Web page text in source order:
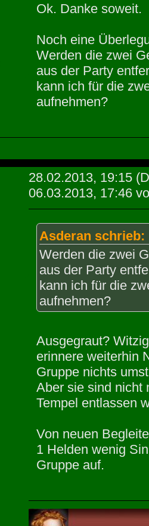
Ok. Danke soweit.
Noch eine
Werden die zwei
aus der Party
kann ich für die
aufnehmen?
28.02.2013, 19:15
06.03.2013, 17:46
Asderan schrieb:
Werden die zwei
aus der Party
kann ich für die
aufnehmen?
Ausgegraut?
erinnere weiterhin
Gruppe nichts
Aber sie sind nicht
Tempel entlassen
Von neuen
1 Helden wenig
Gruppe auf.